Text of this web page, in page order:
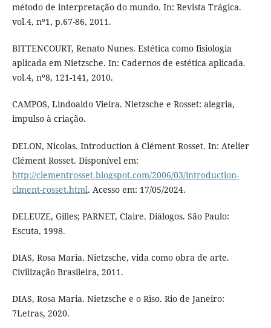
método de interpretação do mundo. In: Revista Trágica.
vol.4, nº1, p.67-86, 2011.
BITTENCOURT, Renato Nunes. Estética como fisiologia
aplicada em Nietzsche. In: Cadernos de estética aplicada.
vol.4, nº8, 121-141, 2010.
CAMPOS, Lindoaldo Vieira. Nietzsche e Rosset: alegria,
impulso à criação.
DELON, Nicolas. Introduction à Clément Rosset. In: Atelier
Clément Rosset. Disponível em:
http://clementrosset.blogspot.com/2006/03/introduction-
clment-rosset.html. Acesso em: 17/05/2024.
DELEUZE, Gilles; PARNET, Claire. Diálogos. São Paulo:
Escuta, 1998.
DIAS, Rosa Maria. Nietzsche, vida como obra de arte.
Civilização Brasileira, 2011.
DIAS, Rosa Maria. Nietzsche e o Riso. Rio de Janeiro:
7Letras, 2020.